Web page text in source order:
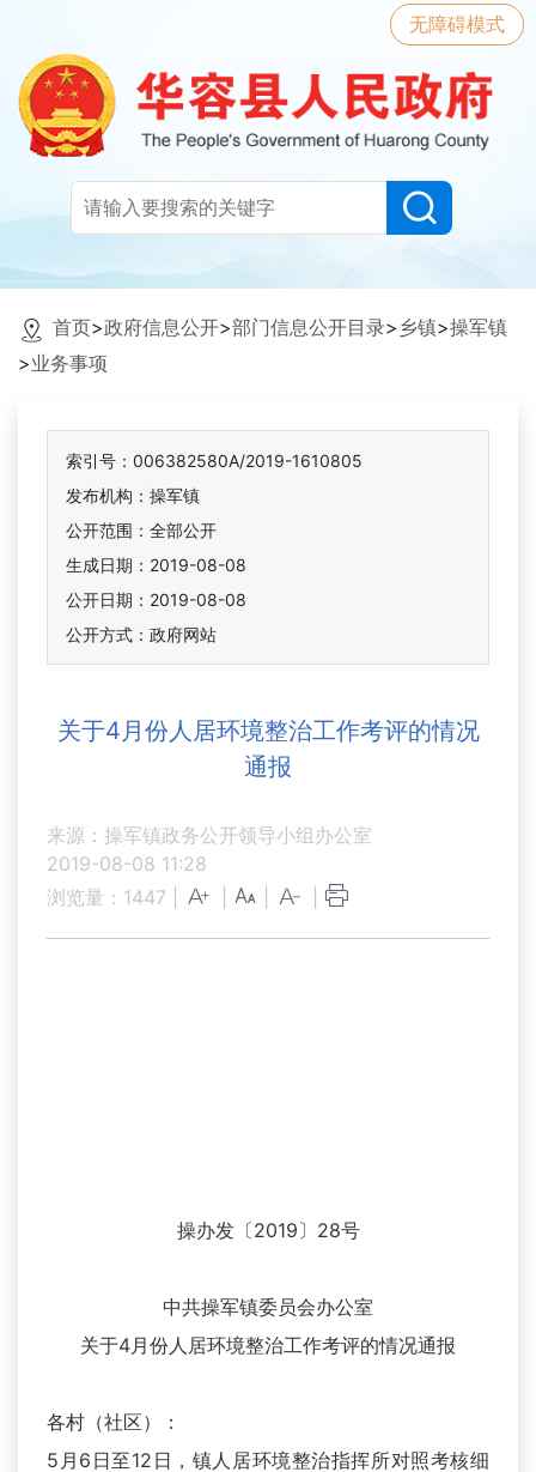
无障碍模式
首页>政府信息公开>部门信息公开目录> 乡镇>操军镇
>业务事项
索引号：006382580A/2019-1610805
发布机构：操军镇
公开范围：全部公开
生成日期：2019-08-08
公开日期：2019-08-08
公开方式：政府网站
关于4月份人居环境整治工作考评的情况
通报
来源：操军镇政务公开领导小组办公室
2019-08-08 11:28
浏览量： 1447
操办发〔2019〕28号
中共操军镇委员会办公室
关于4月份人居环境整治工作考评的情况通报
各村（社区）：
5月6日至12日，镇人居环境整治指挥所对照考核细